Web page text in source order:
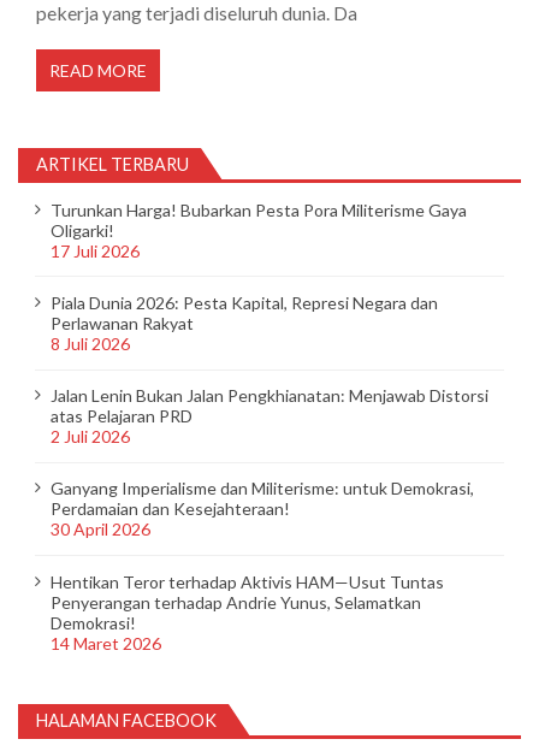
pekerja yang terjadi diseluruh dunia. Da
READ MORE
ARTIKEL TERBARU
Turunkan Harga! Bubarkan Pesta Pora Militerisme Gaya
Oligarki!
17 Juli 2026
Piala Dunia 2026: Pesta Kapital, Represi Negara dan
Perlawanan Rakyat
8 Juli 2026
Jalan Lenin Bukan Jalan Pengkhianatan: Menjawab Distorsi
atas Pelajaran PRD
2 Juli 2026
Ganyang Imperialisme dan Militerisme: untuk Demokrasi,
Perdamaian dan Kesejahteraan!
30 April 2026
Hentikan Teror terhadap Aktivis HAM—Usut Tuntas
Penyerangan terhadap Andrie Yunus, Selamatkan
Demokrasi!
14 Maret 2026
HALAMAN FACEBOOK